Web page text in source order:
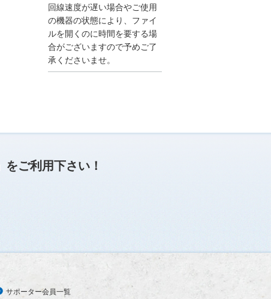
2025/08/04
●夏季休業に伴う情報更
新停止のお知らせ●
建設資料館をご利用いた
だき、誠に有難うござい
がされませんので、ご了
承のほど、よろしくお願
伴う情報更新停止のお知
らせ(04/26～04/29、05/0
ユーザー各位
回線速度が遅い場合やご使用
の機器の状態により、ファイ
ルを開くのに時間を要する場
合がございますので予めご了
承くださいませ。
をご利用下さい！
サポーター会員一覧